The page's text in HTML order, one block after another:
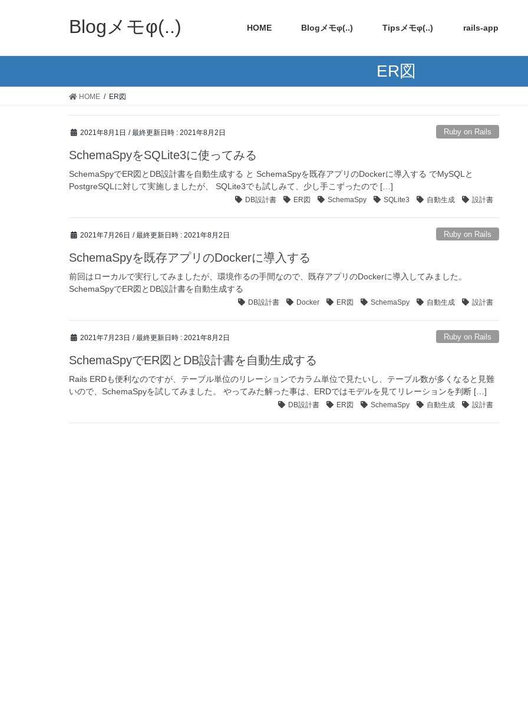
Blogメモφ(..) HOME Blogメモφ(..) Tipsメモφ(..) rails-app
ER図
HOME ER図
2021年8月1日 / 最終更新日時 : 2021年8月2日 Ruby on Rails
SchemaSpyをSQLite3に使ってみる
SchemaSpyでER図とDB設計書を自動生成する と SchemaSpyを既存アプリのDockerに導入する でMySQLと
PostgreSQLに対して実施しましたが、 SQLite3でも試しみて、少し手こずったので […]
DB設計書 ER図 SchemaSpy SQLite3 自動生成 設計書
2021年7月26日 / 最終更新日時 : 2021年8月2日 Ruby on Rails
SchemaSpyを既存アプリのDockerに導入する
前回はローカルで実行してみましたが、環境作るの手間なので、既存アプリのDockerに導入してみました。
SchemaSpyでER図とDB設計書を自動生成する
DB設計書 Docker ER図 SchemaSpy 自動生成 設計書
2021年7月23日 / 最終更新日時 : 2021年8月2日 Ruby on Rails
SchemaSpyでER図とDB設計書を自動生成する
Rails ERDも便利なのですが、テーブル単位のリレーションでカラム単位で見たいし、テーブル数が多くなると見難
いので、SchemaSpyを試してみました。 やってみた解った事は、ERDではモデルを見てリレーションを判断 […]
DB設計書 ER図 SchemaSpy 自動生成 設計書